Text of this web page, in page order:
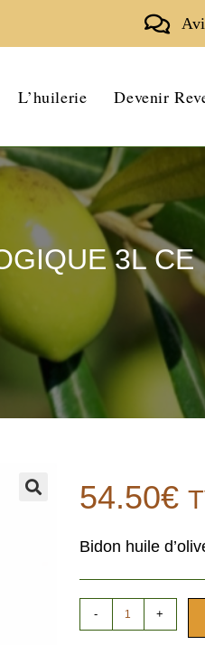
L’huilerie Devenir
3L CE
54.50€
Bidon huile
- +